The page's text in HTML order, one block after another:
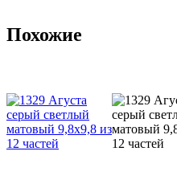
Похожие